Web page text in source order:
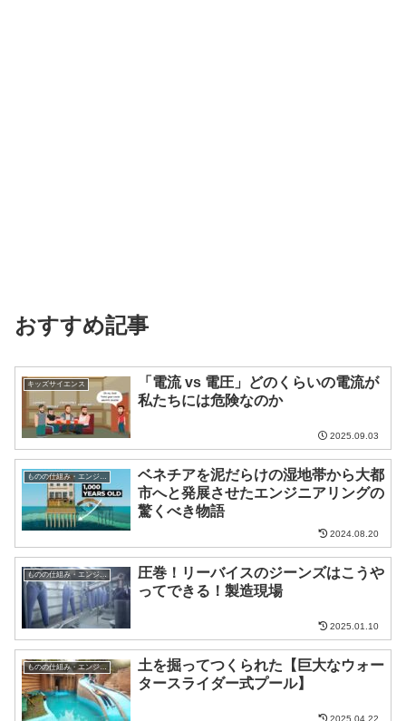
おすすめ記事
キッズサイエンス
「電流 vs 電圧」どのくらいの電流が
私たちには危険なのか
2025.09.03
ものの仕組み・エンジニア
ベネチアを泥だらけの湿地帯から大都
市へと発展させたエンジニアリングの
驚くべき物語
2024.08.20
ものの仕組み・エンジニア
圧巻！リーバイスのジーンズはこうや
ってできる！製造現場
2025.01.10
ものの仕組み・エンジニア
土を掘ってつくられた【巨大なウォー
タースライダー式プール】
2025.04.22